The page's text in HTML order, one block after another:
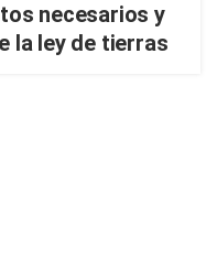
necesarios y
la ley de tierras